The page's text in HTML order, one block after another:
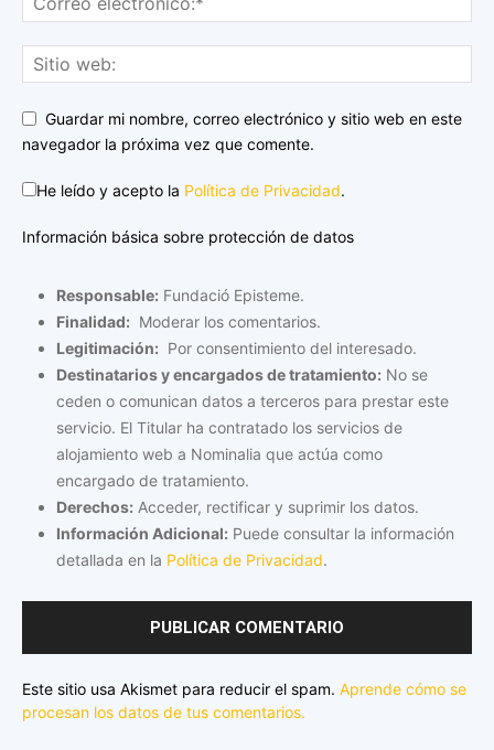
Guardar mi nombre, correo electrónico y sitio web en este
navegador la próxima vez que comente.
He leído y acepto la Política de Privacidad.
Información básica sobre protección de datos
Responsable: Fundació Episteme.
Finalidad: Moderar los comentarios.
Legitimación: Por consentimiento del interesado.
Destinatarios y encargados de tratamiento: No se
ceden o comunican datos a terceros para prestar este
servicio. El Titular ha contratado los servicios de
alojamiento web a Nominalia que actúa como
encargado de tratamiento.
Derechos: Acceder, rectificar y suprimir los datos.
Información Adicional: Puede consultar la información
detallada en la Política de Privacidad.
Este sitio usa Akismet para reducir el spam. Aprende cómo se
procesan los datos de tus comentarios.